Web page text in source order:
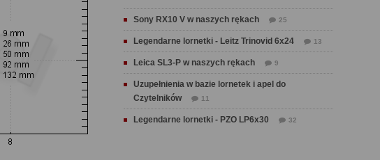
Sony RX10 V w naszych rękach 25
Legendarne lornetki - Leitz Trinovid 6x24 13
Leica SL3-P w naszych rękach 9
Uzupełnienia w bazie lornetek i apel do
Czytelników
11
Legendarne lornetki - PZO LP6x30 32